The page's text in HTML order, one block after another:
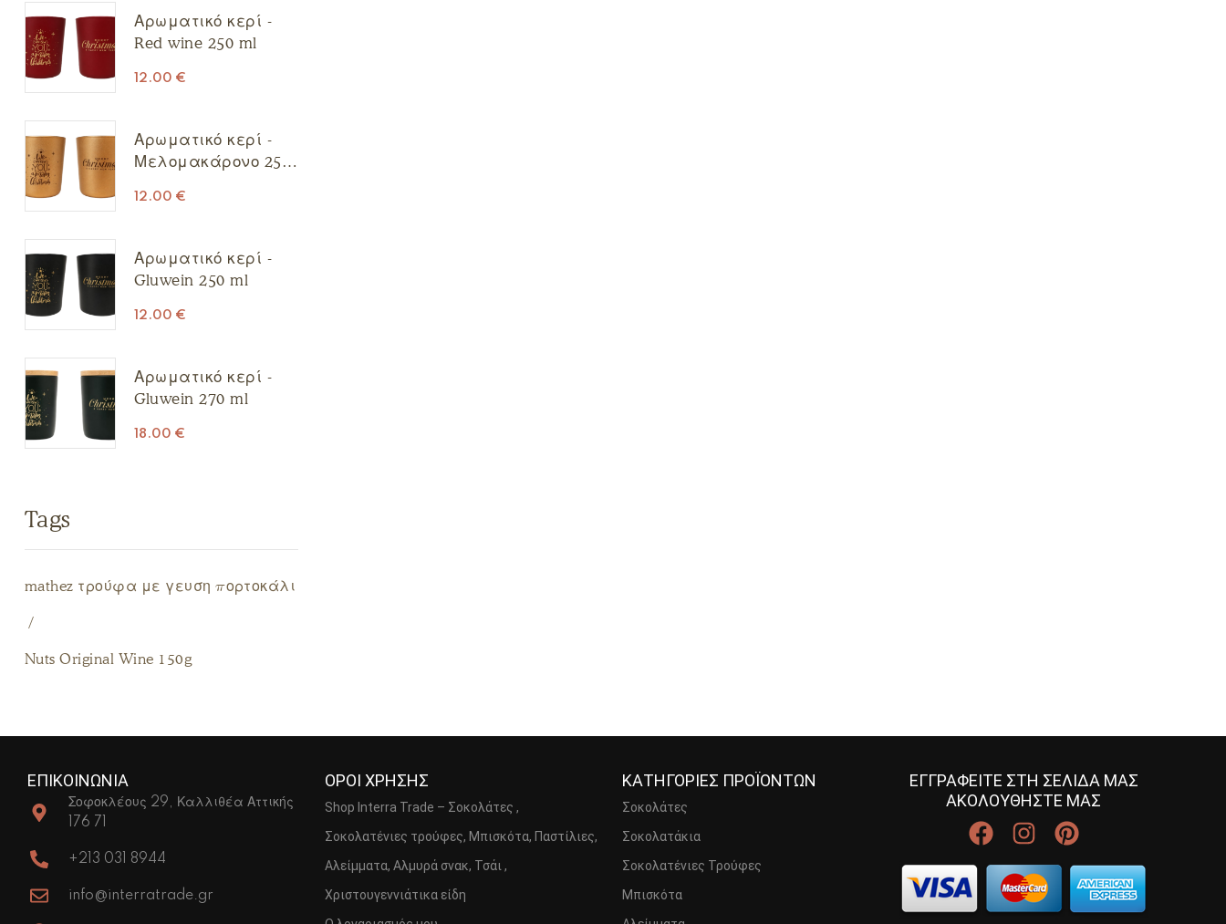
Αρωματικό κερί -
Red wine 250 ml
12.00 €
Αρωματικό κερί -
Μελομακάρονο 250
12.00 €
Αρωματικό κερί -
Gluwein 250 ml
12.00 €
Αρωματικό κερί -
Gluwein 270 ml
18.00 €
Tags
mathez τρούφα με γευση πορτοκάλι
Nuts Original Wine 150g
ΕΠΙΚΟΙΝΩΝΙΑ
Σοφοκλέους 29, Καλλιθέα Αττικής
176 71
+213 031 8944
info@interratrade.gr
ΟΡΟΙ ΧΡΗΣΗΣ
Shop Interra Trade – Σοκολάτες ,
Σοκολατένιες τρούφες, Μπισκότα, Παστίλιες,
Αλείμματα, Αλμυρά σνακ, Τσάι ,
Χριστουγεννιάτικα είδη
ΚΑΤΗΓΟΡΙΕΣ ΠΡΟΪΟΝΤΩΝ
Σοκολάτες
Σοκολατάκια
Σοκολατένιες Τρούφες
Μπισκότα
ΕΓΓΡΑΦΕΙΤΕ ΣΤΗ ΣΕΛΙΔΑ ΜΑΣ
ΑΚΟΛΟΥΘΗΣΤΕ ΜΑΣ